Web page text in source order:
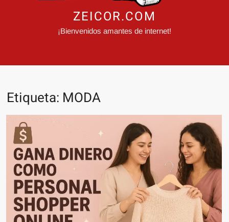
ZEICOR.COM
¡Bienvenidos amantes de internet!
Etiqueta: MODA